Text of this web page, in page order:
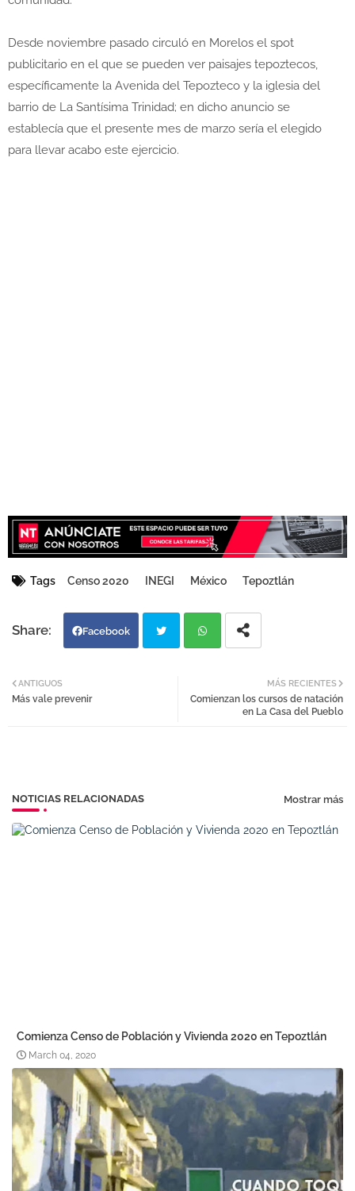
Desde noviembre pasado circuló en Morelos el spot
publicitario en el que se pueden ver paisajes tepoztecos,
específicamente la Avenida del Tepozteco y la iglesia del
barrio de La Santísima Trinidad; en dicho anuncio se
establecía que el presente mes de marzo sería el elegido
para llevar acabo este ejercicio.
Tags Censo 2020 INEGI México Tepoztlán
Facebook
atsa
MÁS RECIENTES
Comienzan los cursos de natación
en La Casa del Pueblo
ANTIGUOS
Más vale prevenir
NOTICIAS RELACIONADAS Mostrar más
Comienza Censo de Población y Vivienda 2020 en Tepoztlán
March 04, 2020